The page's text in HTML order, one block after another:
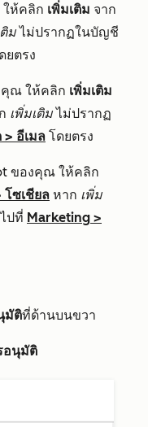
ห้คลิก เพิ่มเติม จาก
มไม่ปรากฏในบัญชี
ยตรง
คุณ ให้คลิก เพิ่มเติม
เพิ่มเติมไม่ปรากฏ
> อีเมล โดยตรง
ของคุณ ให้คลิก
โซเชียล หาก เพิ่ม
ปที่ Marketing >
มัติที่ด้านบนขวา
อนุมัติ